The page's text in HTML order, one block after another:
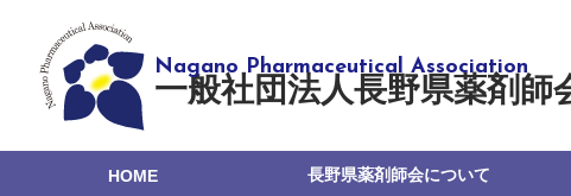
一般社団法人長野県薬剤師
HOME 長野県薬剤師会について